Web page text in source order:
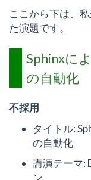
ここから下は、
た演題です。
Sphinxに
の自動化
不採用
タイトル:
の自動化
講演テーマ: